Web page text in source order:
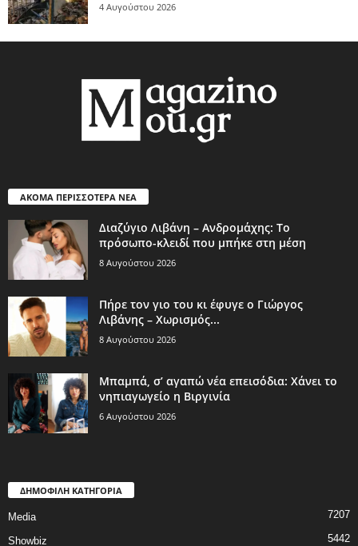
4 Αυγούστου 2026
ΑΚΟΜΑ ΠΕΡΙΣΣΟΤΕΡΑ ΝΕΑ
Διαζύγιο Λιβάνη – Ανδρομάχης: Το
πρόσωπο-κλειδί που μπήκε στη μέση
8 Αυγούστου 2026
Πήρε τον γιο του κι έφυγε ο Γιώργος
Λιβάνης – Χωρισμός...
8 Αυγούστου 2026
Μπαμπά, σ’ αγαπώ νέα επεισόδια: Χάνει το
νηπιαγωγείο η Βιργινία
6 Αυγούστου 2026
ΔΗΜΟΦΙΛΗ ΚΑΤΗΓΟΡΙΑ
Media 7207
Showbiz 5442